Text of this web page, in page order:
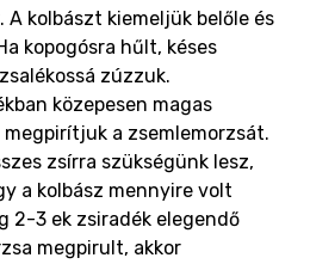
kolbászt kiemeljük belőle és
kopogósra hűlt, késes
zúzzuk.
közepesen magas
a zsemlemorzsát.
zsírra szükségünk lesz,
a kolbász mennyire volt
2-3 ek zsiradék elegendő
megpirult, akkor